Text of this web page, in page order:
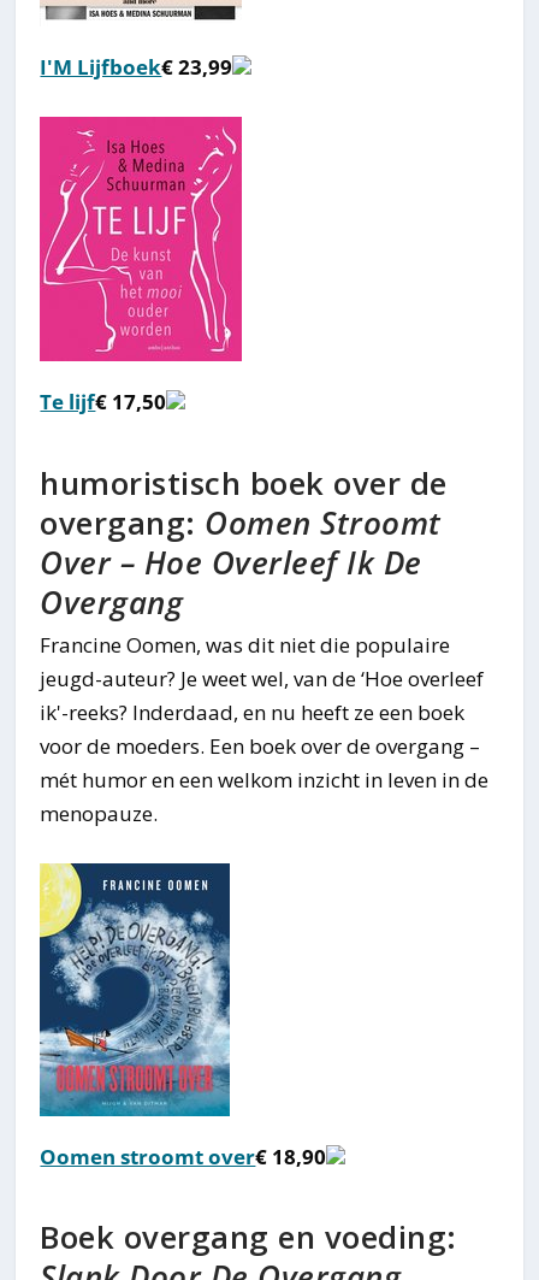
I'M Lijfboek€ 23,99
Te lijf€ 17,50
humoristisch boek over de
overgang: Oomen Stroomt
Over – Hoe Overleef Ik De
Overgang
Francine Oomen, was dit niet die populaire
jeugd-auteur? Je weet wel, van de ‘Hoe overleef
ik'-reeks? Inderdaad, en nu heeft ze een boek
voor de moeders. Een boek over de overgang –
mét humor en een welkom inzicht in leven in de
menopauze.
Oomen stroomt over€ 18,90
Boek overgang en voeding: